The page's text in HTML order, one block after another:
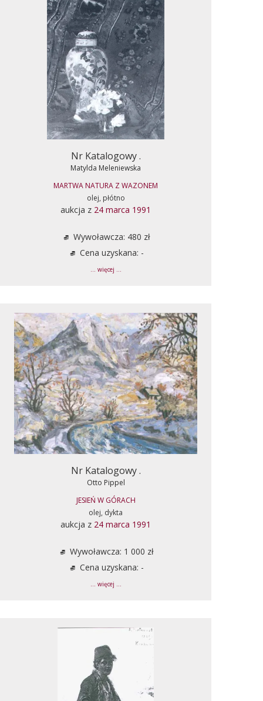
Nr Katalogowy .
Matylda Meleniewska
MARTWA NATURA Z WAZONEM
olej, płótno
aukcja z 24 marca 1991
Wywoławcza: 480 zł
Cena uzyskana: -
... więcej ...
Nr Katalogowy .
Otto Pippel
JESIEŃ W GÓRACH
olej, dykta
aukcja z 24 marca 1991
Wywoławcza: 1 000 zł
Cena uzyskana: -
... więcej ...